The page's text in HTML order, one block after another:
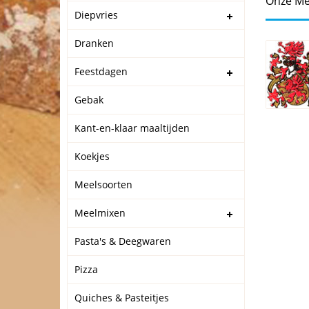
Diepvries
Dranken
Feestdagen
Gebak
Kant-en-klaar maaltijden
Koekjes
Meelsoorten
Meelmixen
Pasta's & Deegwaren
Pizza
Quiches & Pasteitjes